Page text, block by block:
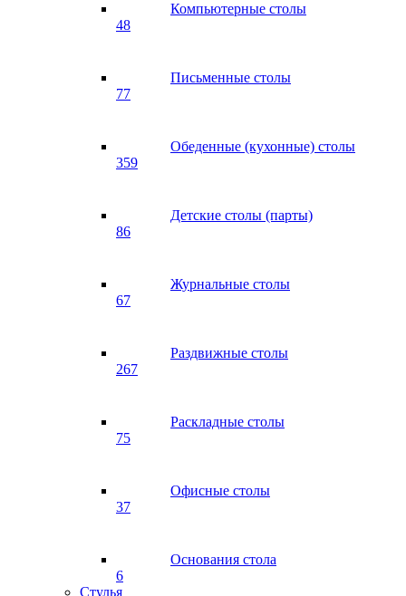
Компьютерные столы
48
Письменные столы
77
Обеденные (кухонные) столы
359
Детские столы (парты)
86
Журнальные столы
67
Раздвижные столы
267
Раскладные столы
75
Офисные столы
37
Основания стола
6
Стулья